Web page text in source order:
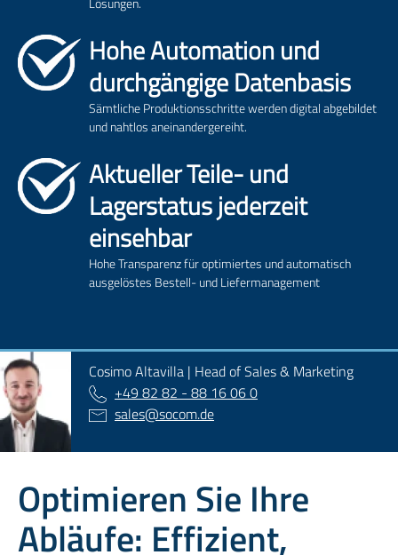
Hohe Automation und
durchgängige Datenbasis
Sämtliche Produktionsschritte werden digital abgebildet
und nahtlos aneinandergereiht.
Aktueller Teile- und
Lagerstatus jederzeit
einsehbar
Hohe Transparenz für optimiertes und automatisch
ausgelöstes Bestell- und Liefermanagement
Cosimo Altavilla | Head of Sales & Marketing
+49 82 82 - 88 16 06 0
sales@socom.de
Optimieren Sie Ihre
Abläufe: Effizient,